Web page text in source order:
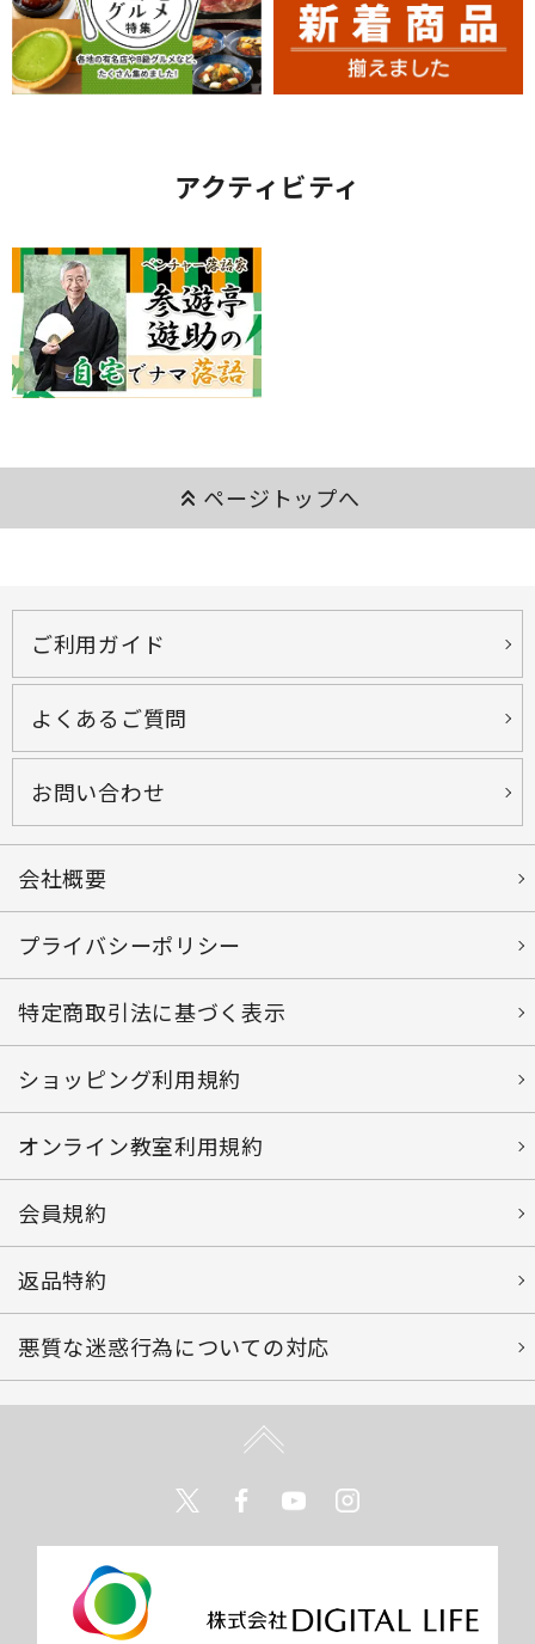
アクティビティ
keyboard_double_arrow_up ページトップへ
ご利用ガイド
よくあるご質問
お問い合わせ
会社概要
プライバシーポリシー
特定商取引法に基づく表示
ショッピング利用規約
オンライン教室利用規約
会員規約
返品特約
悪質な迷惑行為についての対応
TwitterFacebookYoutube